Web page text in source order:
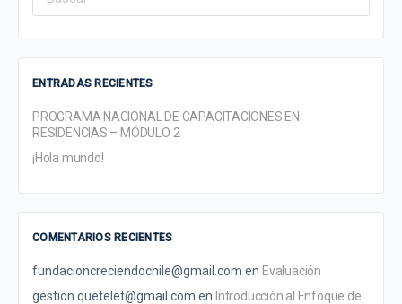
ENTRADAS RECIENTES
PROGRAMA NACIONAL DE CAPACITACIONES EN
RESIDENCIAS – MÓDULO 2
¡Hola mundo!
COMENTARIOS RECIENTES
fundacioncreciendochile@gmail.com en Evaluación
gestion.quetelet@gmail.com en Introducción al Enfoque de